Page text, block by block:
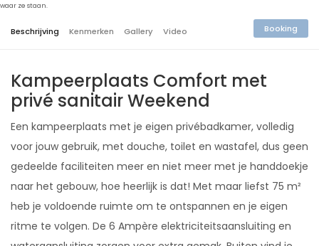
waar ze staan.
Beschrijving Kenmerken Gallery Video Booking
Kampeerplaats Comfort met
privé sanitair Weekend
Een kampeerplaats met je eigen privébadkamer, volledig
voor jouw gebruik, met douche, toilet en wastafel, dus geen
gedeelde faciliteiten meer en niet meer met je handdoekje
naar het gebouw, hoe heerlijk is dat! Met maar liefst 75 m²
heb je voldoende ruimte om te ontspannen en je eigen
ritme te volgen. De 6 Ampère elektriciteitsaansluiting en